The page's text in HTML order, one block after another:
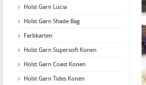
Holst Garn Lucia
Holst Garn Shade Bag
Farbkarten
Holst Garn Supersoft Konen
Holst Garn Coast Konen
Holst Garn Tides Konen